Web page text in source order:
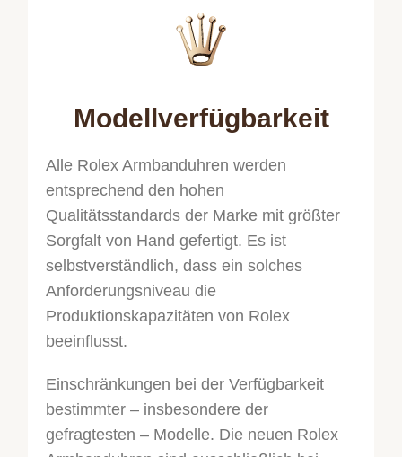
Modellverfügbarkeit
Alle Rolex Armbanduhren werden
entsprechend den hohen
Qualitätsstandards der Marke mit größter
Sorgfalt von Hand gefertigt. Es ist
selbstverständlich, dass ein solches
Anforderungsniveau die
Produktionskapazitäten von Rolex
beeinflusst.
Einschränkungen bei der Verfügbarkeit
bestimmter – insbesondere der
gefragtesten – Modelle. Die neuen Rolex